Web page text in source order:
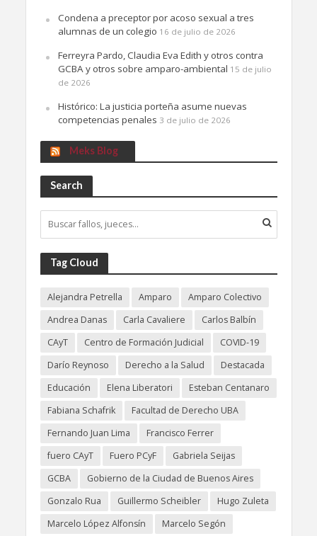
Condena a preceptor por acoso sexual a tres
alumnas de un colegio 16 de julio de 2026
Ferreyra Pardo, Claudia Eva Edith y otros contra
GCBA y otros sobre amparo-ambiental 15 de julio
de 2026
Histórico: La justicia porteña asume nuevas
competencias penales 3 de julio de 2026
Meks Blog
Search
Tag Cloud
Alejandra Petrella Amparo
Amparo Colectivo
Andrea Danas
Carla Cavaliere
Carlos Balbín
CAyT
Centro de Formación Judicial
COVID-19
Darío Reynoso
Derecho a la Salud
Destacada
Educación
Elena Liberatori
Esteban Centanaro
Fabiana Schafrik
Facultad de Derecho UBA
Fernando Juan Lima
Francisco Ferrer
fuero CAyT
Fuero PCyF
Gabriela Seijas
GCBA
Gobierno de la Ciudad de Buenos Aires
Gonzalo Rua
Guillermo Scheibler
Hugo Zuleta
Marcelo López Alfonsín
Marcelo Segón